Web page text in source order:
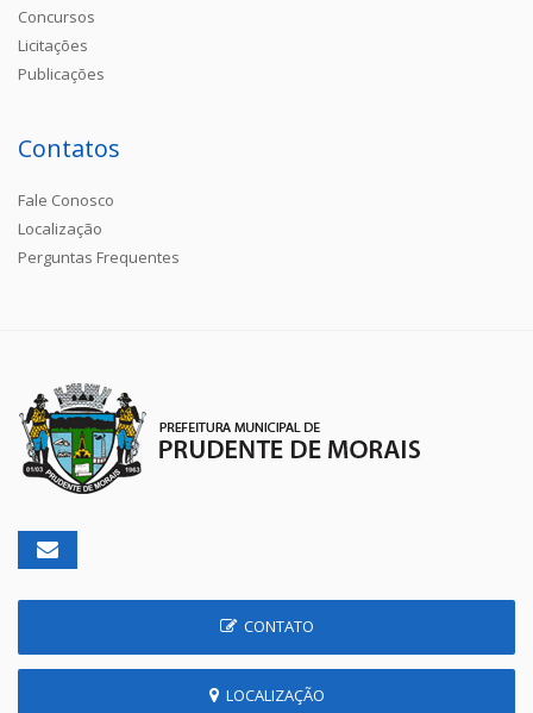
Concursos
Licitações
Publicações
Contatos
Fale Conosco
Localização
Perguntas Frequentes
CONTATO
LOCALIZAÇÃO